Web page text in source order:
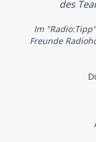
des
Im
Freunde